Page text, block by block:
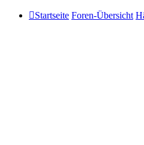
Startseite Foren-Übersicht